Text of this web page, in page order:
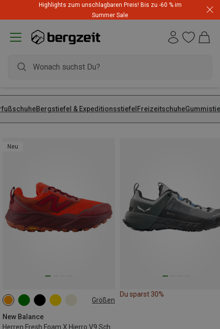
Highlights zum unschlagbaren Preis! Bis zu -60 % im
Summer Sale
Bergstiefel & Expeditionsstiefel Freizeitschuhe
Neu
Größen
New Balance
Du sparst 30%